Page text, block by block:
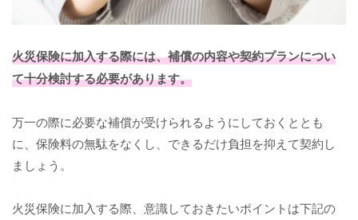
火災保険に加入する際には、補償の内容や契約プランについ
て十分検討する必要があります。
万一の際に必要な補償が受けられるようにしておくととも
に、保険料の無駄をなくし、できるだけ負担を抑えて契約し
ましょう。
火災保険に加入する際、意識しておきたいポイントは下記の